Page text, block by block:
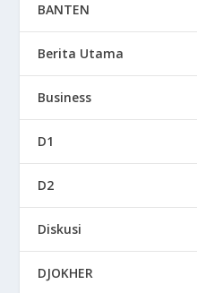
BANTEN
Berita Utama
Business
D1
D2
Diskusi
DJOKHER